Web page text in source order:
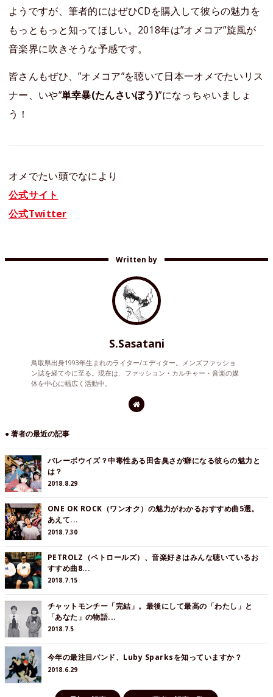
ようですが、筆者的にはぜひCDを購入して彼らの魅力を
もっともっと知ってほしい。2018年は”オメコア”旋風が
音楽界に吹きそうな予感です。
皆さんもぜひ、”オメコア”を聴いて日本一オメでたいリス
ナー、いや”単幸暴(たんさいぼう)”になっちゃいましょ
う！
オメでたい頭でなにより
公式サイト
公式Twitter
Written by
S.Sasatani
鳥取県出身1993年生まれのライター/エディター。メンズファッショ
ン誌を経て今に至る。現在は、ファッション・カルチャー・音楽の媒
体を中心に幅広く活動中。
● 著者の最近の記事
バレーボウイズ？中毒性ある田舎臭さが癖になる彼らの魅力と
は？
2018.8.29
ONE OK ROCK（ワンオク）の魅力がわかるおすすめ曲5選。
あえて...
2018.7.30
PETROLZ（ペトロールズ）、音楽好きはみんな聴いているお
すすめ曲8...
2018.7.15
チャットモンチー「完結」。最後にして最高の「わたし」と
「あなた」の物語...
2018.7.5
今年の最注目バンド、Luby Sparksを知っていますか？
2018.6.29